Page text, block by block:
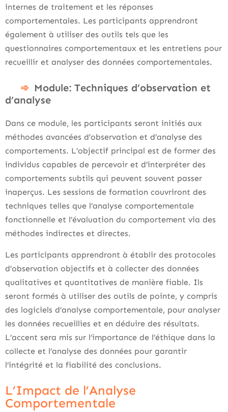
internes de traitement et les réponses
comportementales. Les participants apprendront
également à utiliser des outils tels que les
questionnaires comportementaux et les entretiens pour
recueillir et analyser des données comportementales.
Module: Techniques d’observation et
d’analyse
Dans ce module, les participants seront initiés aux
méthodes avancées d’observation et d’analyse des
comportements. L’objectif principal est de former des
individus capables de percevoir et d’interpréter des
comportements subtils qui peuvent souvent passer
inaperçus. Les sessions de formation couvriront des
techniques telles que l’analyse comportementale
fonctionnelle et l’évaluation du comportement via des
méthodes indirectes et directes.
Les participants apprendront à établir des protocoles
d’observation objectifs et à collecter des données
qualitatives et quantitatives de manière fiable. Ils
seront formés à utiliser des outils de pointe, y compris
des logiciels d’analyse comportementale, pour analyser
les données recueillies et en déduire des résultats.
L’accent sera mis sur l’importance de l’éthique dans la
collecte et l’analyse des données pour garantir
l’intégrité et la fiabilité des conclusions.
L’Impact de l’Analyse
Comportementale